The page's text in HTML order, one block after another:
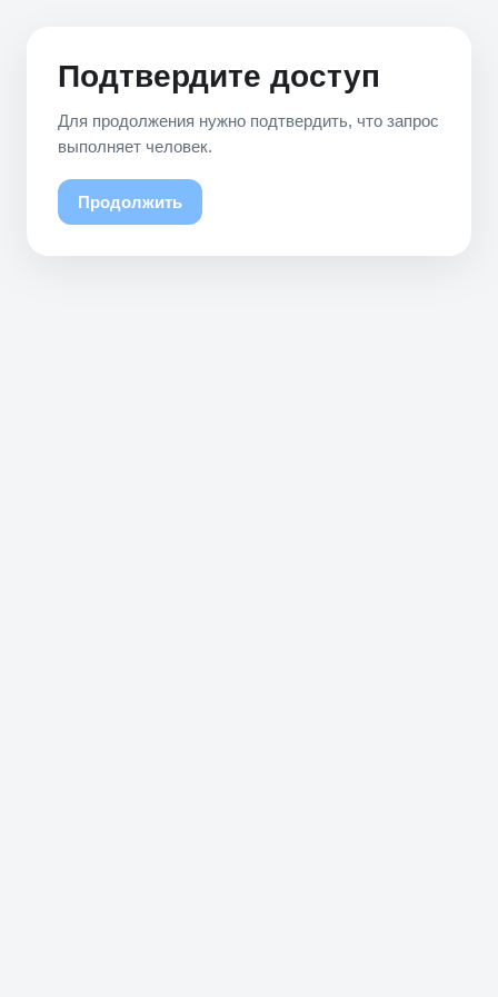
Подтвердите доступ
Для продолжения нужно подтвердить, что запрос
выполняет человек.
Продолжить